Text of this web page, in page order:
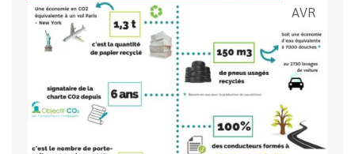
AVR